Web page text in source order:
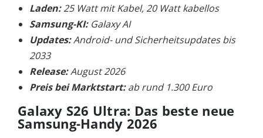
Laden:25 Watt mit Kabel, 20 Watt kabellos
Samsung-KI:Galaxy AI
Updates:Android- und Sicherheitsupdates bis
2033
Release:August 2026
Preis bei Marktstart:ab rund 1.300 Euro
Galaxy S26 Ultra: Das beste neue
Samsung-Handy 2026